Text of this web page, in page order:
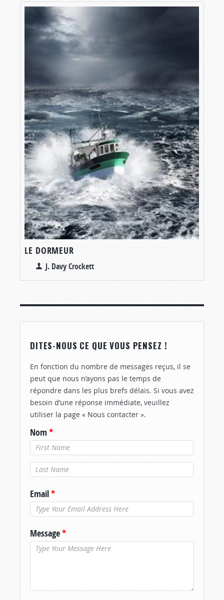
LE DORMEUR
J. Davy Crockett
DITES-NOUS CE QUE VOUS PENSEZ !
En fonction du nombre de messages reçus, il se
peut que nous n’ayons pas le temps de
répondre dans les plus brefs délais. Si vous avez
besoin d’une réponse immédiate, veuillez
utiliser la page « Nous contacter ».
Nom *
Nom de
famille*
Email*
Message*